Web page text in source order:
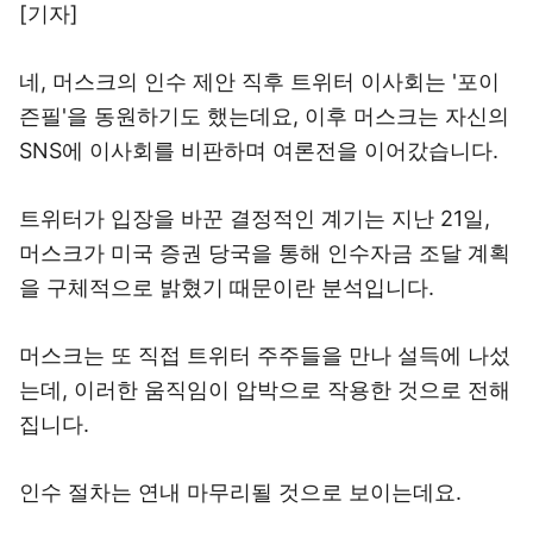
[기자]
네, 머스크의 인수 제안 직후 트위터 이사회는 '포이
즌필'을 동원하기도 했는데요, 이후 머스크는 자신의
SNS에 이사회를 비판하며 여론전을 이어갔습니다.
트위터가 입장을 바꾼 결정적인 계기는 지난 21일,
머스크가 미국 증권 당국을 통해 인수자금 조달 계획
을 구체적으로 밝혔기 때문이란 분석입니다.
머스크는 또 직접 트위터 주주들을 만나 설득에 나섰
는데, 이러한 움직임이 압박으로 작용한 것으로 전해
집니다.
인수 절차는 연내 마무리될 것으로 보이는데요.